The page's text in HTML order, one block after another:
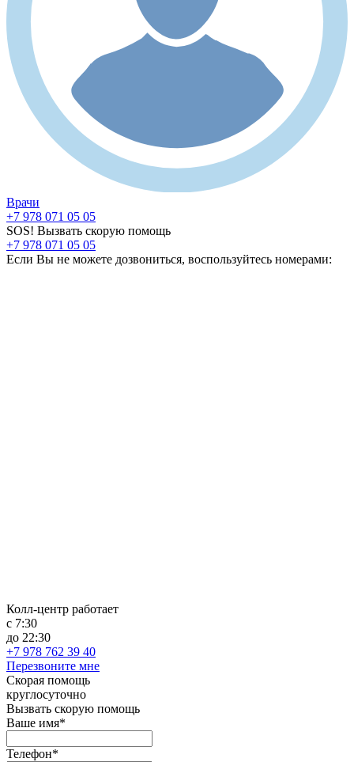
Врачи
+7 978 071 05 05
SOS! Вызвать скорую помощь
+7 978 071 05 05
Если Вы не можете дозвониться, воспользуйтесь номерами:
Колл-центр работает
с 7:30
до 22:30
+7 978 762 39 40
Перезвоните мне
Скорая помощь
круглосуточно
Вызвать скорую помощь
Ваше имя*
Телефон*